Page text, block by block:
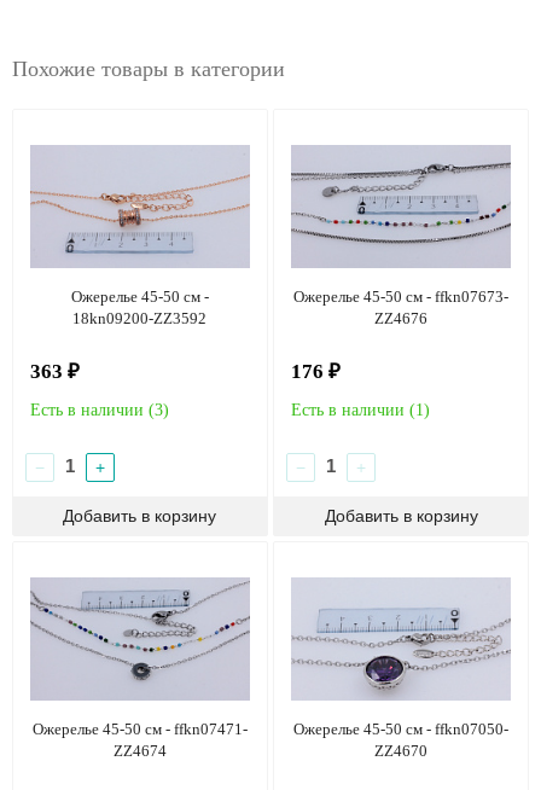
Похожие товары в категории
Ожерелье 45-50 см -
18kn09200-ZZ3592
363 ₽
Есть в наличии (3)
− +
Ожерелье 45-50 см - ffkn07673-
ZZ4676
176 ₽
Есть в наличии (1)
− +
Ожерелье 45-50 см - ffkn07471-
ZZ4674
Ожерелье 45-50 см - ffkn07050-
ZZ4670